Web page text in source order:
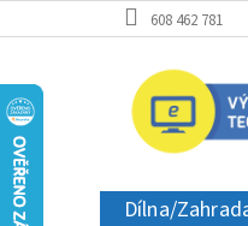
na
608 462 781
Dílna/